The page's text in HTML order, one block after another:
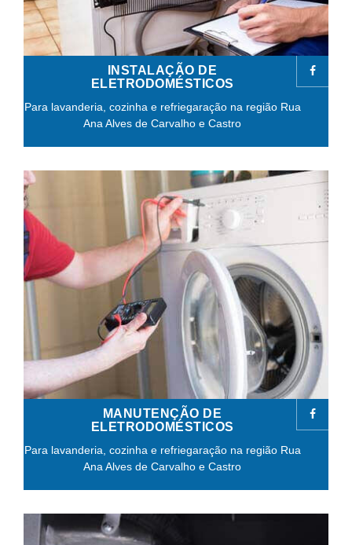
INSTALAÇÃO DE
ELETRODOMÉSTICOS
Para lavanderia, cozinha e refriegaração na região Rua
Ana Alves de Carvalho e Castro
MANUTENÇÃO DE
ELETRODOMÉSTICOS
Para lavanderia, cozinha e refriegaração na região Rua
Ana Alves de Carvalho e Castro